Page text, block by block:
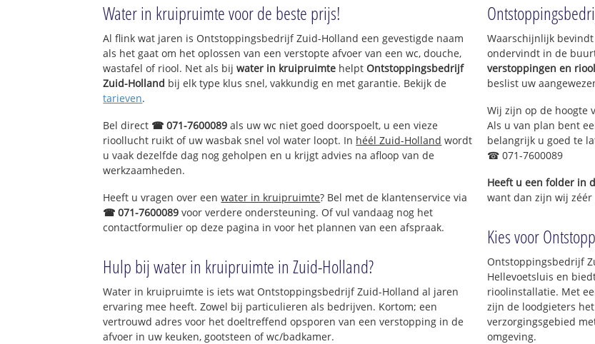
Heliushaven
Centrumgebied
Centrumgebied-West
Centrumgebied-Oost
Koele Nacht
Morgen Stont
Vlotbrug
Kanaalzicht
Wittens Hoeck
Gorsingen Hoeck
Hooghen Hoeck
Logendal
Kruis Hoeffe
Salem
Hellevoet
Groote Weergors
Marinebuurt
Dichters- en Schrijversbuurt
Kickers Bloem
Nieuw-Helvoet
Nieuw-Helvoet
Rijksstraatweg
Dorp en Hoonaart
Vogelbuurt
t
Water in kruipruimte voor de beste prijs!
Al flink wat jaren is Ontstoppingsbedrijf Zuid-Holland een gevestigde naam
als het gaat om het oplossen van een verstopte afvoer van een wc, douche,
wastafel of riool. Net als bijwater in kruipruimte helptOntstoppingsbedrijf
Zuid-Holland bij elk type klus snel, vakkundig en met garantie. Bekijk de
tarieven.
Bel direct ☎ 071-7600089 als uw wc niet goed doorspoelt, u een vieze
rioollucht ruikt of uw wasbak snel vol water loopt. In héél Zuid-Holland wordt
u vaak dezelfde dag nog geholpen en u krijgt advies na afloop van de
werkzaamheden.
Heeft u vragen over eenwater in kruipruimte? Bel met de klantenservice via
☎ 071-7600089 voor verdere ondersteuning. Of vul vandaag nog het
contactformulier op deze pagina in voor het plannen van een afspraak.
Hulp bij water in kruipruimte in Zuid-Holland?
Water in kruipruimte is iets wat Ontstoppingsbedrijf Zuid-Holland al jaren
ervaring mee heeft. Zowel bij particulieren als bedrijven. Kortom; een
vertrouwd adres voor het doeltreffend opsporen van een verstopping in de
afvoer in uw keuken, gootsteen of wc/badkamer.
Waarschijnlijk
ondervindt in de
verstoppingen en
beslist uw
Wij zijn op de hoogte
Als u van plan bent
belangrijk u goed te
☎ 071-7600089
Heeft u een folder in
want dan zijn wij
Kies voor
Ontstoppingsbedrijf
Hellevoetsluis en
rioolinstallatie. Met
zijn de loodgieters
verzorgingsgebied
omgeving.